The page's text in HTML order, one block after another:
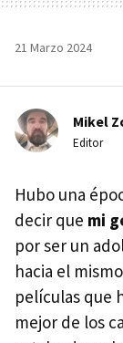
21 Marzo 2024
Mikel
Editor
Hubo una
decir que mi
por ser un
hacia el
películas que
mejor de los